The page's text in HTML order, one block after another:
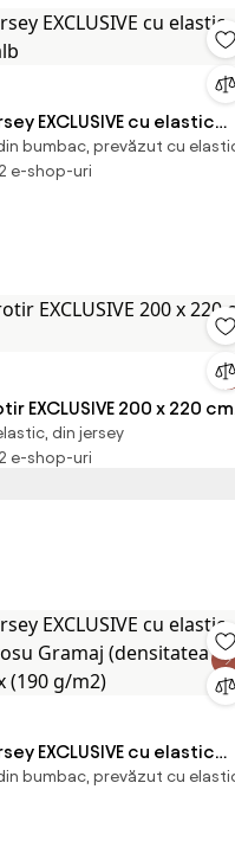
EXCLUSIVE cu elastic
albbumbac, prevăzut cu
e-shop-uri
EXCLUSIVE 200 x 220 cm
din jersey
e-shop-uri
EXCLUSIVE cu elastic
rosu Gramaj (densitatea
(190 g/m2)
bumbac, prevăzut cu